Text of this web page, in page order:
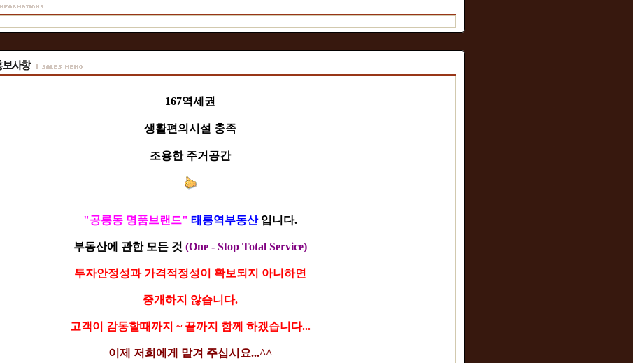
167역세권
생활편의시설 충족
조용한 주거공간
"공릉동 명품브랜드" 태릉역부동산입니다.
부동산에 관한 모든 것 (One - Stop Total Service)
투자안정성과 가격적정성이 확보되지 아니하면
중개하지 않습니다.
고객이 감동할때까지 ~ 끝까지 함께 하겠습니다...
이제 저희에게 맡겨 주십시요...^^